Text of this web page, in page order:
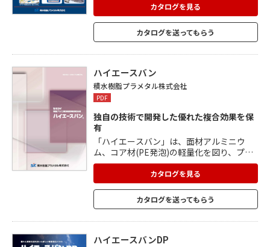
さはわずか1.5mmでマグネット対応なの
で、薄型のパネルや掲示板、プライスボー
ドなどのニーズにぴったりの製品です。 事
務所の壁面やパーティーションにも使用で
カタログを見る
カタログを送ってもらう
ハイエースバン
積水樹脂プラメタル株式会社
PDF
独自の技術で開発した優れた複合効果を保
有
「ハイエースバン」は、面材アルミニウ
ム、コア材(PE発泡)の軽量化を図り、プラ
メタルと比較して約35%の軽量化を実現。
プラメタルのエコノミータイプとして現場
のニーズに応え、幅広い用途に最適。 ひと
つひとつの素材構成が剛性と軽量性、加工
性を同時に実現。 耐久性、耐候性、耐食
耐水性にも優れています。
カタログを見る
カタログを送ってもらう
ハイエースバンDP